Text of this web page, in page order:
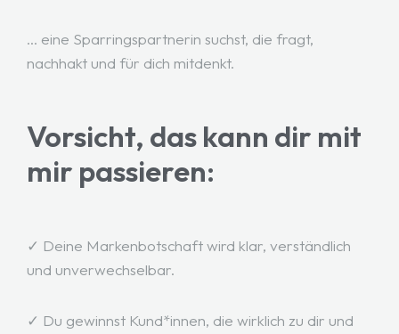
... eine Sparringspartnerin suchst, die fragt,
nachhakt und für dich mitdenkt.
Vorsicht, das kann dir mit
mir passieren:
✓ Deine Markenbotschaft wird klar, verständlich
und unverwechselbar.
✓ Du gewinnst Kund*innen, die wirklich zu dir und